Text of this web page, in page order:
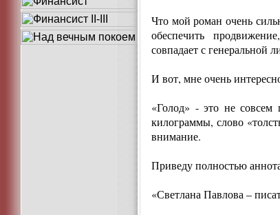
Что мой роман очень
обеспечить
совпадает с генеральной
И вот, мне очень
«Голод» - это не
килограммы, слово
внимание.
Приведу полностью
«Светлана Павлова –